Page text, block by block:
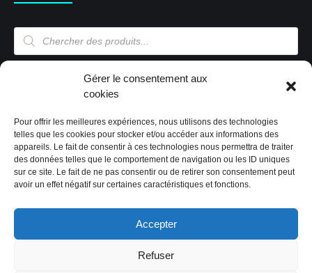
Gérer le consentement aux
cookies
Pour offrir les meilleures expériences, nous utilisons des technologies
telles que les cookies pour stocker et/ou accéder aux informations des
appareils. Le fait de consentir à ces technologies nous permettra de traiter
des données telles que le comportement de navigation ou les ID uniques
sur ce site. Le fait de ne pas consentir ou de retirer son consentement peut
avoir un effet négatif sur certaines caractéristiques et fonctions.
Accepter
Refuser
Recherche
produits
Mon compte
Mon compte
Validation de la commande
Panier
Boutique
Politique de cookies (EU)